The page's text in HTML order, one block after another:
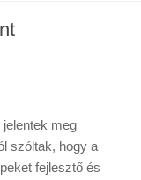
meg
szóltak, hogy a
fejlesztő és